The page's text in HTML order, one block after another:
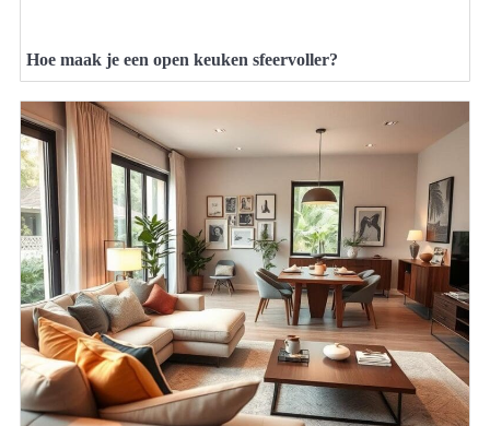
Hoe maak je een open keuken sfeervoller?